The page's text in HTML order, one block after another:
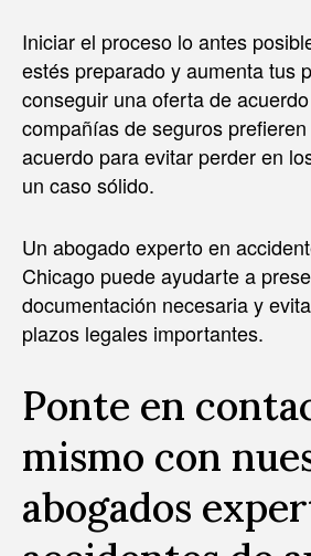
Iniciar el proceso lo antes
estés preparado y aumenta tus
conseguir una oferta de
compañías de seguros
acuerdo para evitar perder en
un caso sólido.
Un abogado experto en
Chicago puede ayudarte a
documentación necesaria y
plazos legales importantes.
Ponte en
mismo con
abogados